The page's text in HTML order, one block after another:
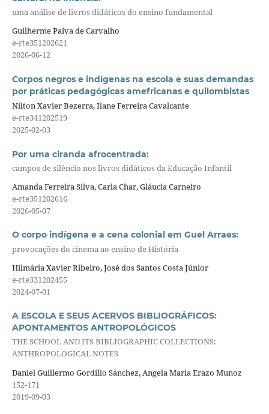
uma análise de livros didáticos do ensino fundamental
Guilherme Paiva de Carvalho
e-rte351202621
2026-06-12
Corpos negros e indígenas na escola e suas demandas
por práticas pedagógicas amefricanas e quilombistas
Nilton Xavier Bezerra, Ilane Ferreira Cavalcante
e-rte341202519
2025-02-03
Por uma ciranda afrocentrada:
campos de silêncio nos livros didáticos da Educação Infantil
Amanda Ferreira Silva, Carla Char, Gláucia Carneiro
e-rte351202616
2026-05-07
O corpo indígena e a cena colonial em Guel Arraes:
provocações do cinema ao ensino de História
Hilmária Xavier Ribeiro, José dos Santos Costa Júnior
e-rte331202455
2024-07-01
A ESCOLA E SEUS ACERVOS BIBLIOGRÁFICOS:
APONTAMENTOS ANTROPOLÓGICOS
THE SCHOOL AND ITS BIBLIOGRAPHIC COLLECTIONS:
ANTHROPOLOGICAL NOTES
Daniel Guillermo Gordillo Sánchez, Angela Maria Erazo Munoz
152-171
2019-09-03